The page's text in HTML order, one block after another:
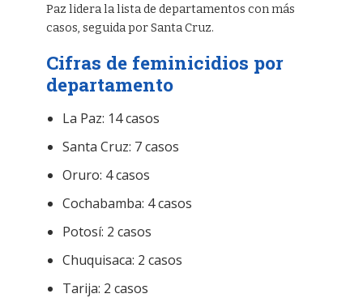
Paz lidera la lista de departamentos con más
casos, seguida por Santa Cruz.
Cifras de feminicidios por
departamento
La Paz: 14 casos
Santa Cruz: 7 casos
Oruro: 4 casos
Cochabamba: 4 casos
Potosí: 2 casos
Chuquisaca: 2 casos
Tarija: 2 casos